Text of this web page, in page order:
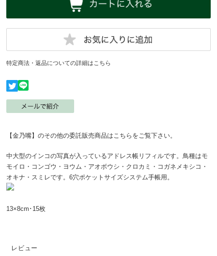
特定商法・返品についての詳細はこちら
【金乃嘴】のその他の委託販売商品はこちらをご覧下さい。
中大型のインコの写真が入っているアドレス帳リフィルです。鳥種はモ
モイロ・コンゴウ・ヨウム・アオボウシ・クロカミ・コガネメキシコ・
オキナ・スミレです。6穴ポケットサイズシステム手帳用。
13×8cm･15枚
レビュー